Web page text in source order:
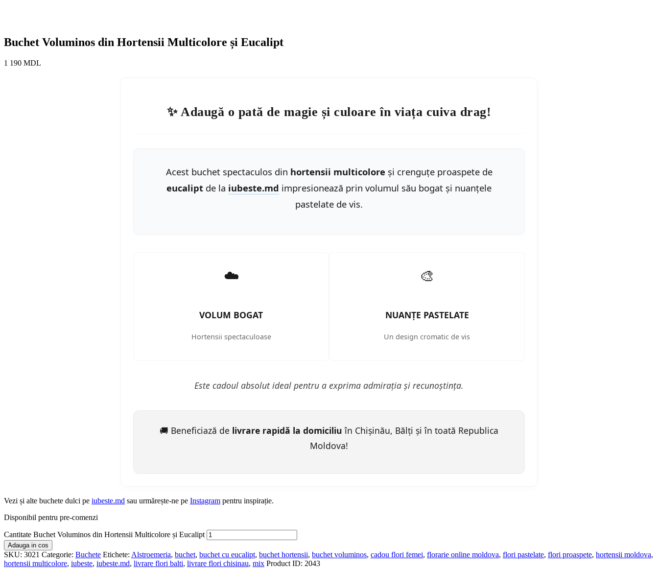
Buchet Voluminos din Hortensii Multicolore și Eucalipt
1 190 MDL
✨ Adaugă o pată de magie și culoare în viața cuiva drag!
Acest buchet spectaculos din hortensii multicolore și crenguțe proaspete de
eucalipt de la iubeste.md impresionează prin volumul său bogat și nuanțele
pastelate de vis.
☁️
VOLUM BOGAT
Hortensii spectaculoase
🎨
NUANȚE PASTELATE
Un design cromatic de vis
Este cadoul absolut ideal pentru a exprima admirația și recunoștința.
🚚 Beneficiază de livrare rapidă la domiciliu în Chișinău, Bălți și în toată Republica
Moldova!
Vezi și alte buchete dulci pe iubeste.md sau urmărește-ne pe Instagram pentru inspirație.
Disponibil pentru pre-comenzi
Cantitate Buchet Voluminos din Hortensii Multicolore și Eucalipt
Adauga in cos
SKU: 3021 Categorie: Buchete Etichete: Alstroemeria, buchet, buchet cu eucalipt, buchet hortensii, buchet voluminos, cadou flori femei, florarie online moldova, flori pastelate, flori proaspete, hortensii moldova,
hortensii multicolore, iubeste, iubeste.md, livrare flori balti, livrare flori chisinau, mix Product ID: 2043